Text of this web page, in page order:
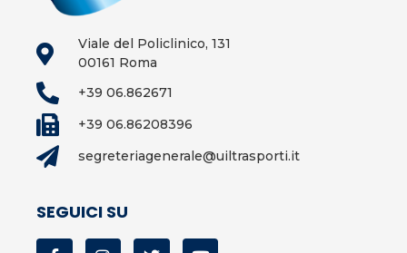
Viale del Policlinico, 131
00161 Roma
+39 06.862671
+39 06.86208396
segreteriagenerale@uiltrasporti.it
SEGUICI SU